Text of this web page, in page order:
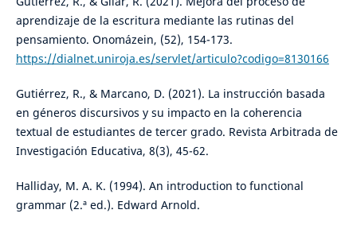
aprendizaje de la escritura mediante las rutinas del
pensamiento. Onomázein, (52), 154-173.
https://dialnet.uniroja.es/servlet/articulo?codigo=8130166
Gutiérrez, R., & Marcano, D. (2021). La instrucción basada
en géneros discursivos y su impacto en la coherencia
textual de estudiantes de tercer grado. Revista Arbitrada de
Investigación Educativa, 8(3), 45-62.
Halliday, M. A. K. (1994). An introduction to functional
grammar (2.ª ed.). Edward Arnold.